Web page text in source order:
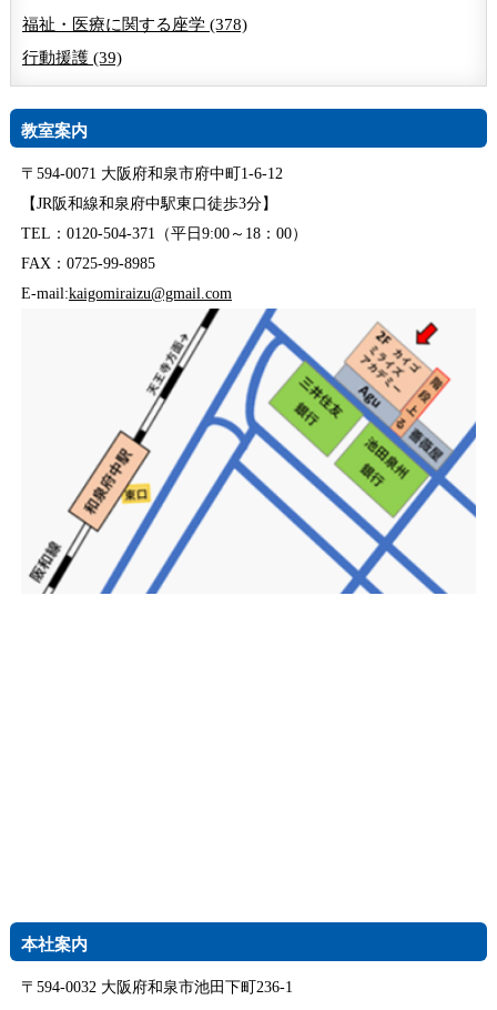
福祉・医療に関する座学 (378)
行動援護 (39)
教室案内
〒594-0071 大阪府和泉市府中町1-6-12
【JR阪和線和泉府中駅東口徒歩3分】
TEL：0120-504-371（平日9:00～18：00）
FAX：0725-99-8985
E-mail:kaigomiraizu@gmail.com
本社案内
〒594-0032 大阪府和泉市池田下町236-1